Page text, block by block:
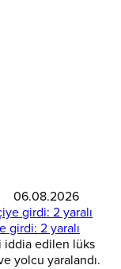
06.08.2026
girdi: 2 yaralı
iddia edilen lüks
yolcu yaralandı.